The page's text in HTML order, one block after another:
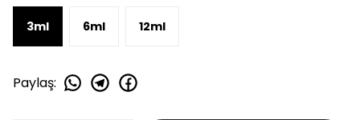
3ml 6ml 12ml
Paylaş: